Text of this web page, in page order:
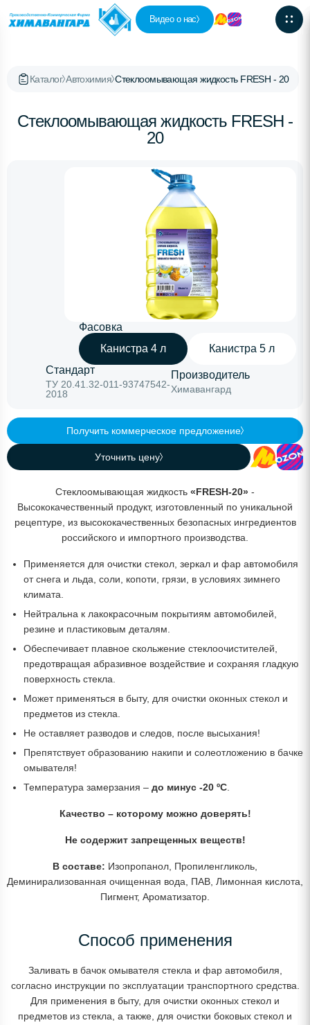
Видео о нас
Каталог Автохимия Стеклоомывающая жидкость FRESH - 20
Стеклоомывающая жидкость FRESH -
20
Фасовка
Канистра 4 л
Канистра 5 л
Стандарт
ТУ 20.41.32-011-93747542-
2018
Производитель
Химавангард
Получить коммерческое предложение
Уточнить цену
Стеклоомывающая жидкость «FRESH-20» -
Высококачественный продукт, изготовленный по уникальной
рецептуре, из высококачественных безопасных ингредиентов
российского и импортного производства.
Применяется для очистки стекол, зеркал и фар автомобиля
от снега и льда, соли, копоти, грязи, в условиях зимнего
климата.
Нейтральна к лакокрасочным покрытиям автомобилей,
резине и пластиковым деталям.
Обеспечивает плавное скольжение стеклоочистителей,
предотвращая абразивное воздействие и сохраняя гладкую
поверхность стекла.
Может применяться в быту, для очистки оконных стекол и
предметов из стекла.
Не оставляет разводов и следов, после высыхания!
Препятствует образованию накипи и солеотложению в бачке
омывателя!
Температура замерзания – до минус -20 ºС.
Качество – которому можно доверять!
Не содержит запрещенных веществ!
В составе: Изопропанол, Пропиленгликоль,
Деминирализованная очищенная вода, ПАВ, Лимонная кислота,
Пигмент, Ароматизатор.
Способ применения
Заливать в бачок омывателя стекла и фар автомобиля,
согласно инструкции по эксплуатации транспортного средства.
Для применения в быту, для очистки оконных стекол и
предметов из стекла, а также, для очистки боковых стекол и